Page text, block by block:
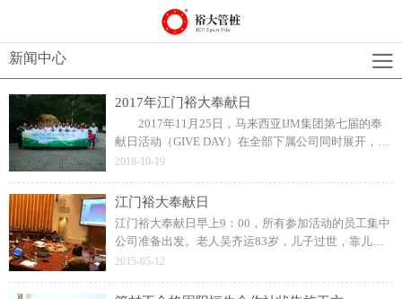
新闻中心
2017年江门裕大奉献日
2017年11月25日，马来西亚IJM集团第七届的奉
献日活动（GIVE DAY）在全部下属公司同时展开，今
年江门裕大管桩有限公司为回馈社会，经过与新会区
2018-10-19
江门裕大奉献日
江门裕大奉献日早上9：00，所有参加活动的员工集中
公司准备出发。老人吴齐运83岁，儿子过世，靠儿媳
打散工维生，收入微薄。弟媳52岁，精神病一级，无
2015-05-12